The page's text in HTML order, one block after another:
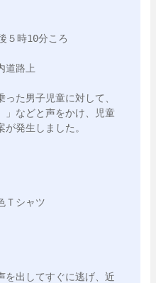
５時10分ころ
道路上
った男子児童に対して、
」などと声をかけ、児童
発生しました。
Ｔシャツ
を出してすぐに逃げ、近